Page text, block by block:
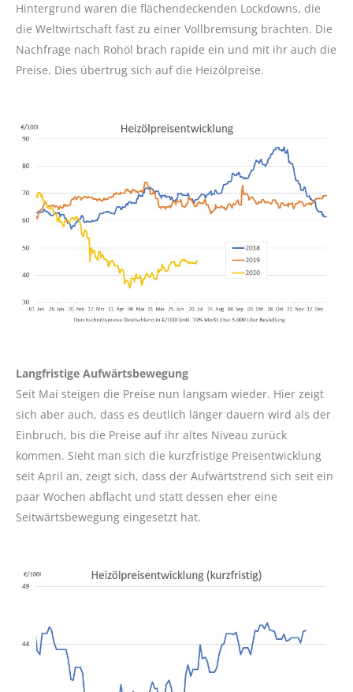
Hintergrund waren die flächendeckenden Lockdowns, die
die Weltwirtschaft fast zu einer Vollbremsung brachten. Die
Nachfrage nach Rohöl brach rapide ein und mit ihr auch die
Preise. Dies übertrug sich auf die Heizölpreise.
Langfristige Aufwärtsbewegung
Seit Mai steigen die Preise nun langsam wieder. Hier zeigt
sich aber auch, dass es deutlich länger dauern wird als der
Einbruch, bis die Preise auf ihr altes Niveau zurück
kommen. Sieht man sich die kurzfristige Preisentwicklung
seit April an, zeigt sich, dass der Aufwärtstrend sich seit ein
paar Wochen abflacht und statt dessen eher eine
Seitwärtsbewegung eingesetzt hat.